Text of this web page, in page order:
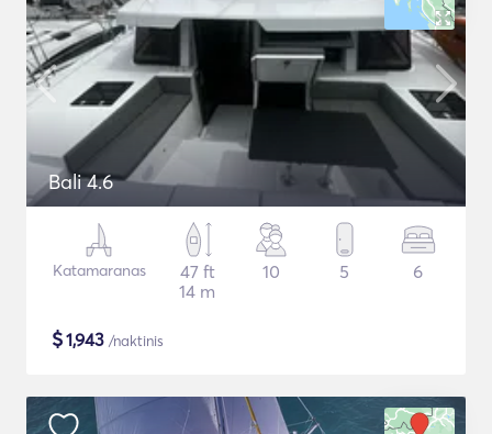
Bali 4.6
Katamaranas
47 ft
14 m
10 5 6
$1,943 /naktinis